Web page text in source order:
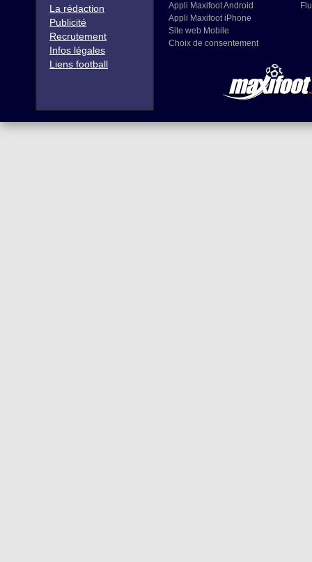
La rédaction
Publicité
Recrutement
Infos légales
Liens football
Appli Maxifoot Android
Appli Maxifoot iPhone
Site web Mobile
Choix de consentement